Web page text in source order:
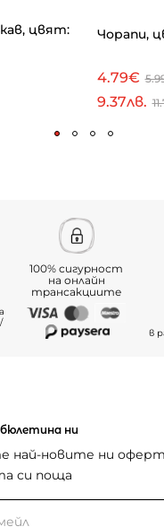
цвят:
Чорапи,
4.79€
9.37лв.
100% сигурност
на онлайн
трансакциите
в
ни
най-новите ни
си поща